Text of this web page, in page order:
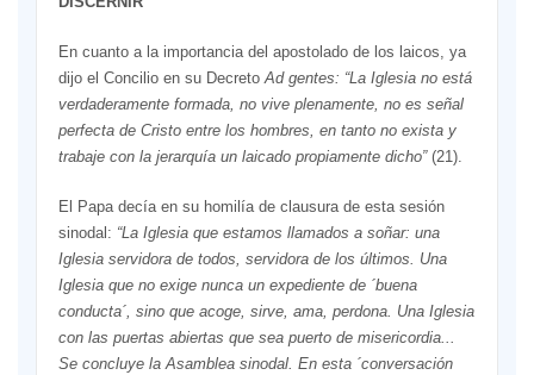
En cuanto a la importancia del apostolado de los laicos, ya
dijo el Concilio en su DecretoAd gentes: “La Iglesia no está
verdaderamente formada, no vive plenamente, no es señal
perfecta de Cristo entre los hombres, en tanto no exista y
trabaje con la jerarquía un laicado propiamente dicho”(21).
El Papa decía en su homilía de clausura de esta sesión
sinodal: “La Iglesia que estamos llamados a soñar: una
Iglesia servidora de todos, servidora de los últimos. Una
Iglesia que no exige nunca un expediente de ´buena
conducta´, sino que acoge, sirve, ama, perdona. Una Iglesia
con las puertas abiertas que sea puerto de misericordia...
Se concluye la Asamblea sinodal. En esta ´conversación